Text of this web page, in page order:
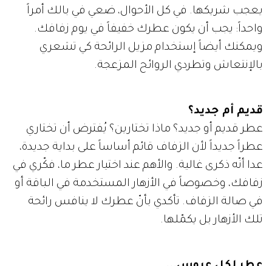
يعجب شريكها. في كل الأحوال، ضعي في بالك أمراً
واحداً: يجب أن يكون عطرك خفيفاً في يوم زفافك.
ويمكنك أيضاً إستخدام مزيل الرائحة كي تشعري
بالإنتعاش وتطردي الروائح المزعجة.
قديم أم جديد؟
عطر قديم أو جديد؟ ماذا تختارين؟ يُفترض أن تختاري
عطراً جديداً لأن الزفاف قائم أساساً على بداية جديدة،
عدا أنّه ذكرى غالية. والأهم عند اختيار عطر ما، فكّري في
زفافك، وخصوصاً في الأزهار المستخدمة في الباقة أو
في صالة الزفاف. تأكدي بأنّ عطرك لا ينافس رائحة
تلك الأزهار بل يكمّلها.